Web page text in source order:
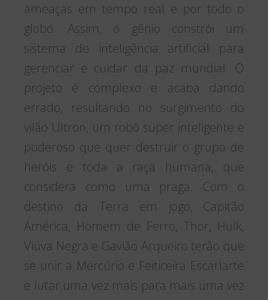
ameaças em tempo real e por todo o
globo. Assim, o gênio constrói um
sistema de inteligência artificial para
gerenciar e cuidar da paz mundial. O
projeto é complexo e acaba dando
errado, resultando no surgimento do
vilão Ultron, um robô super inteligente e
poderoso que quer destruir o grupo de
heróis e toda a raça humana, que
considera como uma praga. Com o
destino da Terra em jogo, Capitão
América, Homem de Ferro, Thor, Hulk,
Viúva Negra e Gavião Arqueiro terão que
se unir a Mercúrio e Feiticeira Escarlarte
e lutar uma vez mais para mais uma vez